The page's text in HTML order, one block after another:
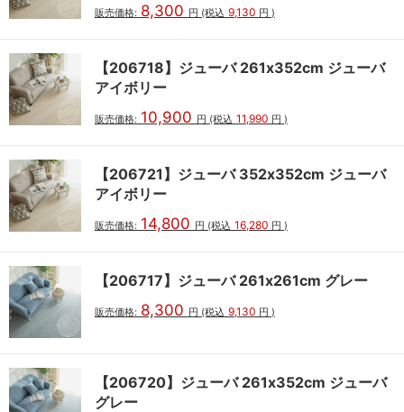
販売価格: 8,300 円 (税込 9,130 円 )
【206718】ジューバ 261x352cm ジューバ
アイボリー
販売価格: 10,900 円 (税込 11,990 円 )
【206721】ジューバ 352x352cm ジューバ
アイボリー
販売価格: 14,800 円 (税込 16,280 円 )
【206717】ジューバ 261x261cm グレー
販売価格: 8,300 円 (税込 9,130 円 )
【206720】ジューバ 261x352cm ジューバ
グレー